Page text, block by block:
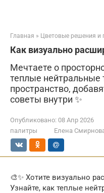
Главная » Цветовые решения и
Как визуально
Мечтаете о
теплые нейтральные
пространство,
советы внутри ✨
Опубликовано: 08 Апр 2026
палитры
Елена
🎨✨ Хотите визуально
Узнайте, как теплые